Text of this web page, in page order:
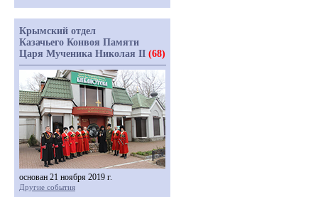
Крымский отдел
Казачьего Конвоя Памяти
Царя Мученика Николая II (68)
основан 21 ноября 2019 г.
Другие события